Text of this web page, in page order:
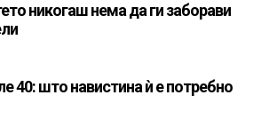
никогаш нема да ги заборави
40: што навистина ѝ е потребно